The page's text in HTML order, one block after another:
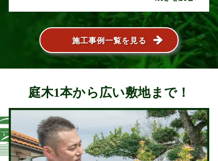
施工事例一覧を見る
庭木1本から広い敷地まで！